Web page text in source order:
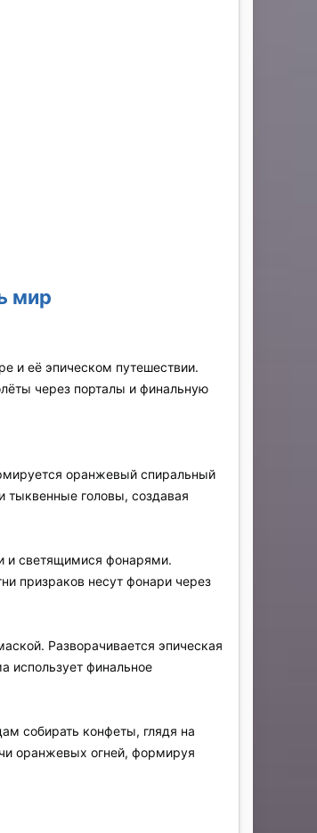
мир
и её эпическом путешествии.
через порталы и финальную
оранжевый спиральный
тыквенные головы, создавая
и светящимися фонарями.
призраков несут фонари через
Разворачивается эпическая
использует финальное
собирать конфеты, глядя на
оранжевых огней, формируя